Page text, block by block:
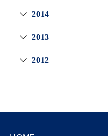
2014
2013
2012